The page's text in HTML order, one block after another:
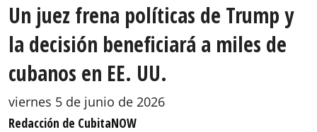
Un juez frena políticas de Trump y
la decisión beneficiará a miles de
cubanos en EE. UU.
viernes 5 de junio de 2026
Redacción de CubitaNOW